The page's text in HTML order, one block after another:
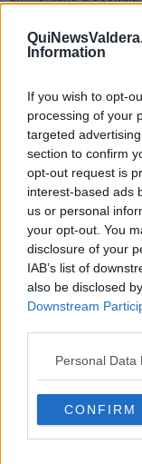
Information
If you wish to opt-
processing of your
targeted
section to confirm
opt-out request is
interest-based ads
us or personal
your opt-out. You
disclosure of your
IAB’s list of
also be disclosed
Downstream
Personal Data
CONFIRM
dell'auttunno.
Gli